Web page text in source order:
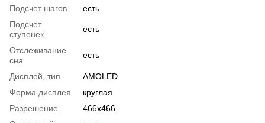
Подсчет шагов
есть
Подсчет
ступенек
есть
Отслеживание
сна
есть
Дисплей, тип
AMOLED
Форма дисплея
круглая
Разрешение
466х466